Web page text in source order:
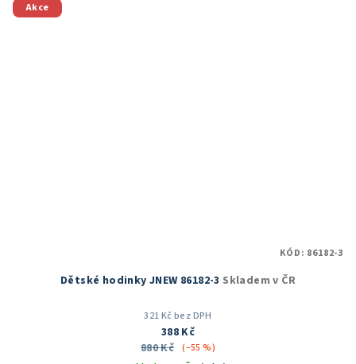
Akce
Dětské hodinky JNEW 86182-3 Skladem v ČR
321 Kč bez DPH
388 Kč
880 Kč (–55 %)
KÓD: 86182-3